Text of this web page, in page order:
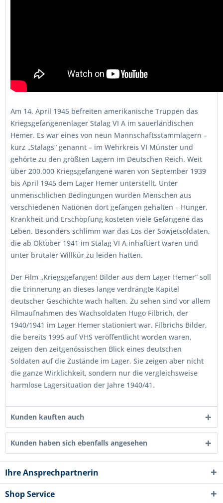
Am 14. April 1945 befreiten amerikanische Truppen das
Kriegsgefangenenlager Stalag VI A im sauerländischen
Hemer. Es war eines von neun Mannschaftsstammlagern –
kurz „Stalags“ genannt – im Wehrkreis VI Münster und
gehörte zu den größten Lagern im Deutschen Reich. Weit
über 200.000 Kriegsgefangene waren von September 1939
bis April 1945 dem Lager Hemer unterstellt. Unter
unmenschlichen Bedingungen wurden Menschen aus
verschiedenen Nationen dort gefangen gehalten – Hunger,
Krankheit und Erschöpfung kosteten viele Gefangene das
Leben. Besonders schlimm war das Los der Sowjetsoldaten,
die ab Oktober 1941 im Stalag VI A inhaftiert waren und
unter brutaler Willkür zu leiden hatten.
Der Film „Kriegsgefangen! Bilder aus dem Lager Hemer“ soll
die Erinnerung an dieses lange verdrängte Kapitel
deutscher Geschichte wach halten. Zu sehen sind vor allem
Filmaufnahmen des Wachsoldaten Hugo Filbrich, der
1940/1941 im Lager Hemer stationiert war. Filbrichs Bilder,
die bereits 1995 auf VHS veröffentlicht worden waren,
zeigen den zeitgenössischen Blick eines deutschen
Soldaten auf die Zustände im Lager. Sie zeigen aber nicht
die ganze Wirklichkeit, sondern nur die vergleichsweise
harmlose Lagersituation der Jahre 1940/41.
Kunden kauften auch
Kunden haben sich ebenfalls angesehen
Ihre Ansprechpartnerin
Shop Service